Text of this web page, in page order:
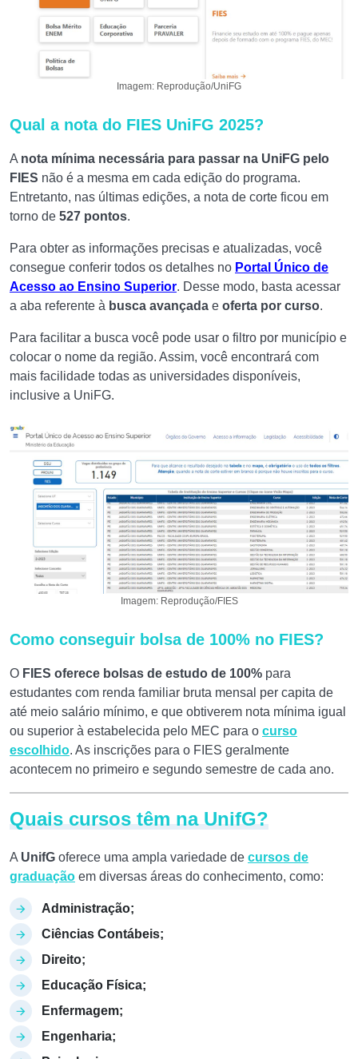
Imagem: Reprodução/UniFG
Qual a nota do FIES UniFG 2025?
A nota mínima necessária para passar na UniFG pelo
FIES não é a mesma em cada edição do programa.
Entretanto, nas últimas edições, a nota de corte ficou em
torno de 527 pontos.
Para obter as informações precisas e atualizadas, você
consegue conferir todos os detalhes no Portal Único de
Acesso ao Ensino Superior. Desse modo, basta acessar
a aba referente à busca avançada e oferta por curso.
Para facilitar a busca você pode usar o filtro por município e
colocar o nome da região. Assim, você encontrará com
mais facilidade todas as universidades disponíveis,
inclusive a UniFG.
Imagem: Reprodução/FIES
Como conseguir bolsa de 100% no FIES?
O FIES oferece bolsas de estudo de 100% para
estudantes com renda familiar bruta mensal per capita de
até meio salário mínimo, e que obtiverem nota mínima igual
ou superior à estabelecida pelo MEC para o curso
escolhido. As inscrições para o FIES geralmente
acontecem no primeiro e segundo semestre de cada ano.
Quais cursos têm na UnifG?
A UnifG oferece uma ampla variedade de cursos de
graduação em diversas áreas do conhecimento, como:
Administração;
Ciências Contábeis;
Direito;
Educação Física;
Enfermagem;
Engenharia;